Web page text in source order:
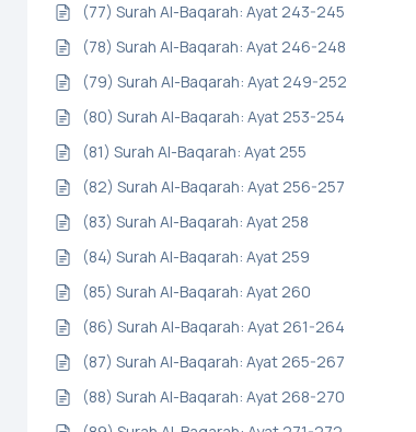
(77) Surah Al-Baqarah: Ayat 243-245
(78) Surah Al-Baqarah: Ayat 246-248
(79) Surah Al-Baqarah: Ayat 249-252
(80) Surah Al-Baqarah: Ayat 253-254
(81) Surah Al-Baqarah: Ayat 255
(82) Surah Al-Baqarah: Ayat 256-257
(83) Surah Al-Baqarah: Ayat 258
(84) Surah Al-Baqarah: Ayat 259
(85) Surah Al-Baqarah: Ayat 260
(86) Surah Al-Baqarah: Ayat 261-264
(87) Surah Al-Baqarah: Ayat 265-267
(88) Surah Al-Baqarah: Ayat 268-270